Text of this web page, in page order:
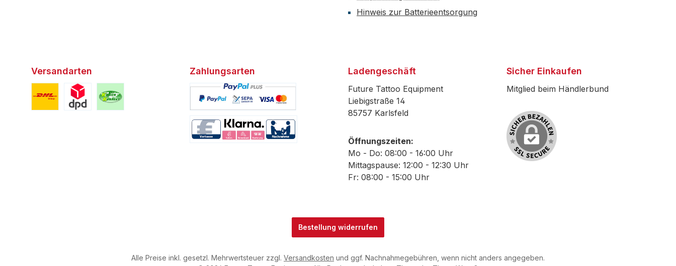
Hinweis zur Batterieentsorgung
Versandarten Zahlungsarten Ladengeschäft
Future Tattoo Equipment
Liebigstraße 14
85757 Karlsfeld
Öffnungszeiten:
Mo - Do: 08:00 - 16:00 Uhr
Mittagspause: 12:00 - 12:30 Uhr
Fr: 08:00 - 15:00 Uhr
Sicher Einkaufen
Mitglied beim Händlerbund
Bestellung widerrufen
Alle Preise inkl. gesetzl. Mehrwertsteuer zzgl. Versandkosten und ggf. Nachnahmegebühren, wenn nicht anders angegeben.